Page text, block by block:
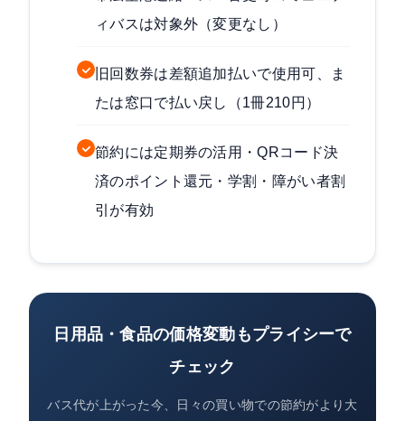
ィバスは対象外（変更なし）
旧回数券は差額追加払いで使用可、ま
たは窓口で払い戻し（1冊210円）
節約には定期券の活用・QRコード決
済のポイント還元・学割・障がい者割
引が有効
日用品・食品の価格変動もプライシーで
チェック
バス代が上がった今、日々の買い物での節約がより大